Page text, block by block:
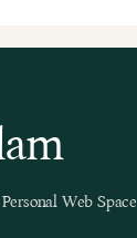
Web Space